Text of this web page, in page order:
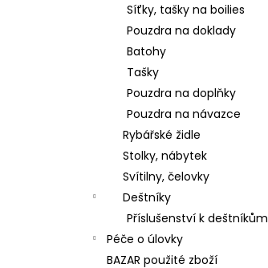
Síťky, tašky na boilies
Pouzdra na doklady
Batohy
Tašky
Pouzdra na doplňky
Pouzdra na návazce
Rybářské židle
Stolky, nábytek
Svítilny, čelovky
Deštníky
Příslušenství k deštníkům
Péče o úlovky
BAZAR použité zboží